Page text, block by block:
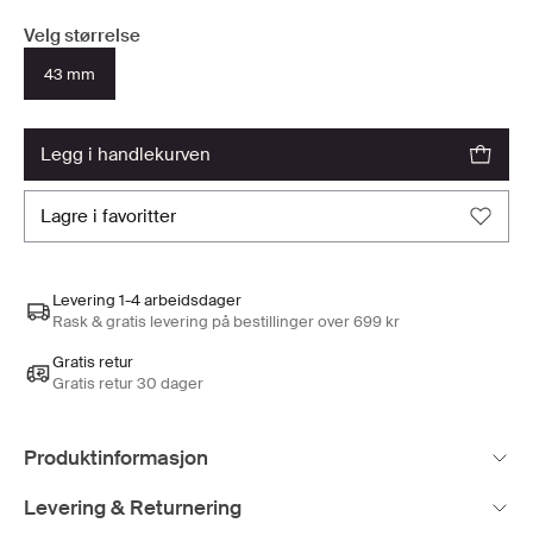
Velg størrelse
43 mm
legg i handlekurven
lagre i favoritter
Levering 1-4 arbeidsdager
Rask & gratis levering på bestillinger over 699 kr
Gratis retur
Gratis retur 30 dager
Produktinformasjon
Levering & Returnering